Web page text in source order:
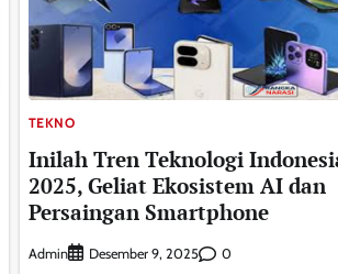
TEKNO
Inilah Tren Teknologi
2025, Geliat Ekosistem AI dan
Persaingan Smartphone
Admin Desember 9, 2025 0